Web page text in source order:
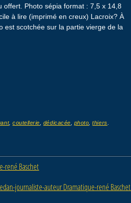
offert. Photo sépia format : 7,5 x 14,8
à lire (imprimé en creux) Lacroix? À
est scotchée sur la partie vierge de la
,coutellerie dédicacée photo ,thiers
rené Baschet
journaliste-auteur Dramatique-rené Baschet